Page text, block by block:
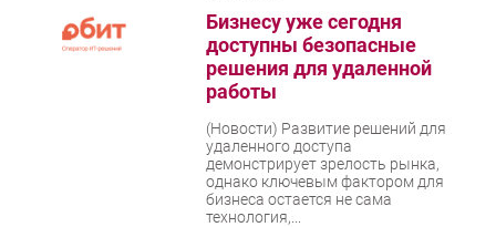
Кадры
Бизнесу уже сегодня
доступны безопасные
решения для удаленной
работы
(Новости) Развитие решений для
удаленного доступа
демонстрирует зрелость рынка,
однако ключевым фактором для
бизнеса остается не сама
технология,...